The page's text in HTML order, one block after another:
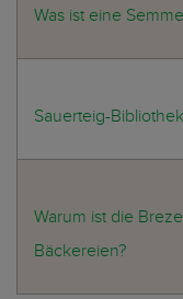
Was ist eine
Sauerteig-
Warum ist die
Bäckereien?